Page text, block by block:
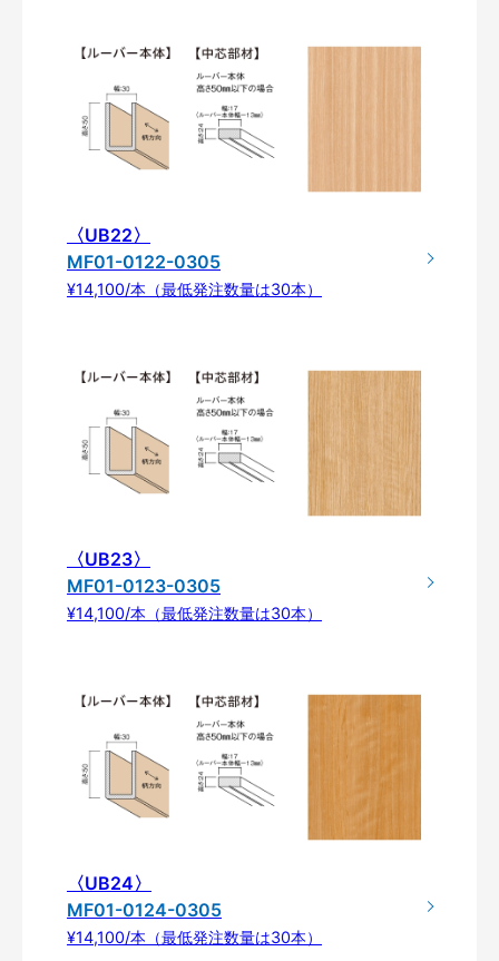
〈UB22〉
MF01-0122-0305
¥14,100/本（最低発注数量は30本）
〈UB23〉
MF01-0123-0305
¥14,100/本（最低発注数量は30本）
〈UB24〉
MF01-0124-0305
¥14,100/本（最低発注数量は30本）